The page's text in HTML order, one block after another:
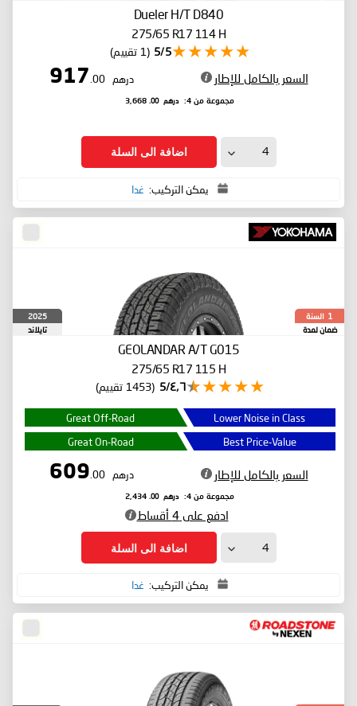
Dueler H/T D840
275/65 R17 114 H
5/5 (1 تقييم)
السعر بالكامل للإطار درهم 917
.00
مجموعة من 4: درهم 3,668
.00
اضافة الى السلة
يمكن التركيب: غدا
1 السنة
ضمان لمدة
2025
تايلاند
GEOLANDAR A/T G015
275/65 R17 115 H
٤٫٦/5 (1453 تقييم)
Lower Noise in Class
Great Off-Road
Best Price-Value
Great On-Road
السعر بالكامل للإطار درهم 609
.00
مجموعة من 4: درهم 2,434
.00
ادفع على 4 أقساط
اضافة الى السلة
يمكن التركيب: غدا